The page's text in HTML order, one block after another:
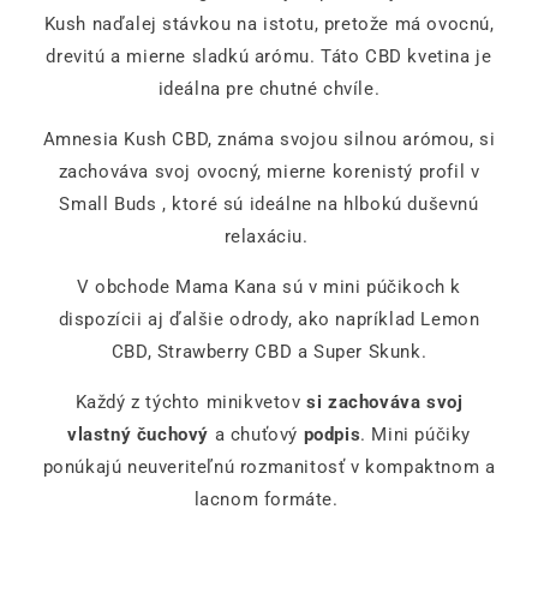
Kush naďalej stávkou na istotu, pretože má ovocnú,
drevitú a mierne sladkú arómu. Táto CBD kvetina je
ideálna pre chutné chvíle.
Amnesia Kush CBD, známa svojou silnou arómou, si
zachováva svoj ovocný, mierne korenistý profil v
Small Buds , ktoré sú ideálne na hlbokú duševnú
relaxáciu.
V obchode Mama Kana sú v mini púčikoch k
dispozícii aj ďalšie odrody, ako napríklad Lemon
CBD, Strawberry CBD a Super Skunk.
Každý z týchto minikvetovsi zachováva svoj
vlastný čuchový a chuťový podpis. Mini púčiky
ponúkajú neuveriteľnú rozmanitosť v kompaktnom a
lacnom formáte.